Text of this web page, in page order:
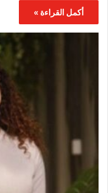
أكمل القراءة »